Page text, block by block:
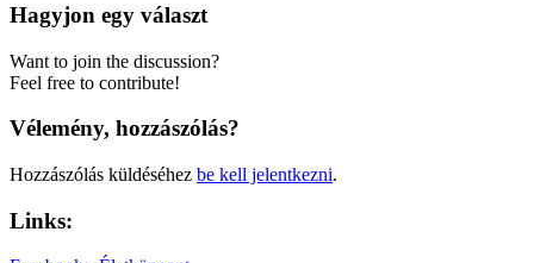
Hagyjon egy választ
Want to join the discussion?
Feel free to contribute!
Vélemény, hozzászólás?
Hozzászólás küldéséhez be kell jelentkezni.
Links: